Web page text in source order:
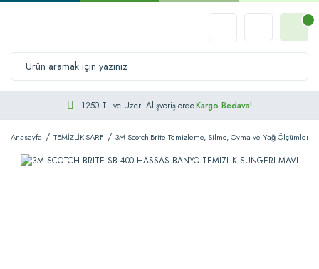
1250 TL ve Üzeri AlışverişlerdeKargo Bedava!
Anasayfa TEMİZLİK-SARF 3M Scotch-Brite Temizleme, Silme, Ovma ve Yağ